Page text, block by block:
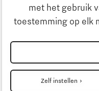
met het gebruik
toestemming op elk
Zelf instellen